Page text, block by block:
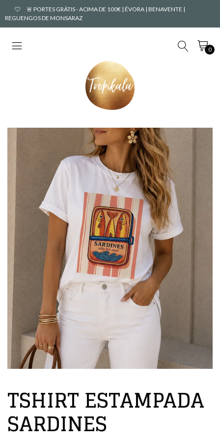
🚨 PORTES GRÁTIS - ACIMA DE 100€ | ÉVORA | BENAVENTE |
REGUENGOS DE MONSARAZ
0
TSHIRT ESTAMPADA
SARDINES